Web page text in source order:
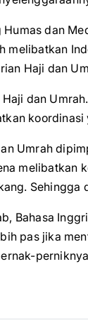
dan
Haji dan
dan
Umrah
melibatkan
Sehingga
Bahasa
pas jika